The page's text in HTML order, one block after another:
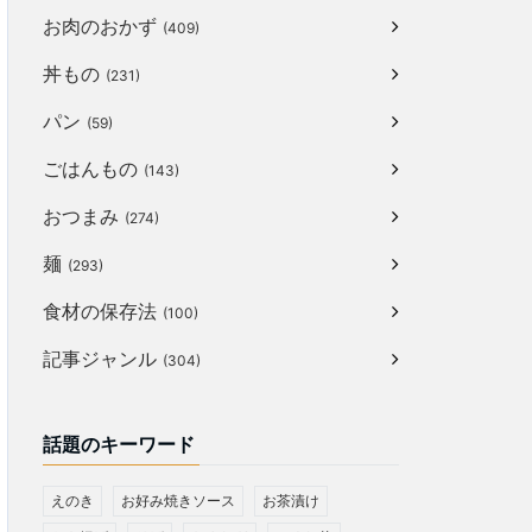
お肉のおかず (409)
丼もの (231)
パン (59)
ごはんもの (143)
おつまみ (274)
麺 (293)
食材の保存法 (100)
記事ジャンル (304)
話題のキーワード
えのき お好み焼きソース お茶漬け